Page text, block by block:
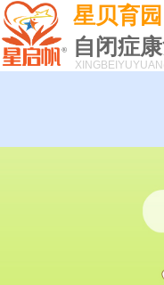
星贝育园
自闭症